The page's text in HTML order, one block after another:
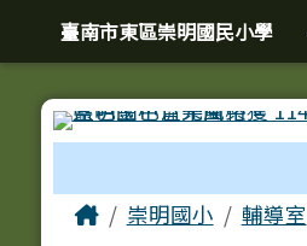
跳至主內容區
臺南市東區
導覽列臺南市東區崇明國民小學
主內容區域
Home崇明國小 輔導室
頁尾區域